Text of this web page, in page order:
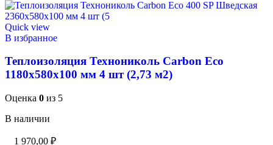
Quick view
В избранное
Теплоизоляция Технониколь Carbon Eco
1180x580x100 мм 4 шт (2,73 м2)
Оценка 0 из 5
В наличии
1 970,00 ₽